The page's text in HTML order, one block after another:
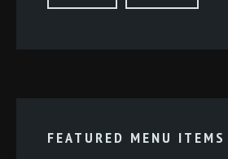
FEATURED MENU ITEMS